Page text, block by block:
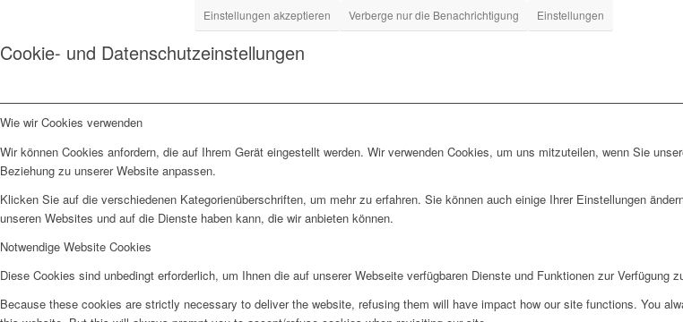
Einstellungen akzeptieren Verberge nur die Benachrichtigung Einstellungen
Cookie- und Datenschutzeinstellungen
Wie wir Cookies verwenden
Wir können Cookies anfordern, die auf Ihrem Gerät eingestellt werden. Wir verwenden Cookies, um uns mitzuteilen, wenn Sie
Beziehung zu unserer Website anpassen.
Klicken Sie auf die verschiedenen Kategorienüberschriften, um mehr zu erfahren. Sie können auch einige Ihrer Einstellungen
unseren Websites und auf die Dienste haben kann, die wir anbieten können.
Notwendige Website Cookies
Diese Cookies sind unbedingt erforderlich, um Ihnen die auf unserer Webseite verfügbaren Dienste und Funktionen zur Verfügung
Because these cookies are strictly necessary to deliver the website, refusing them will have impact how our site functions. You